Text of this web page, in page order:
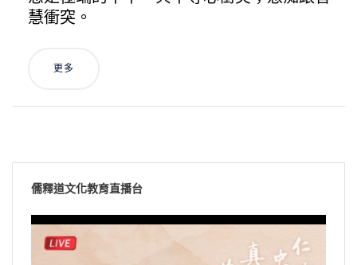
慧衝突。
更多
儒釋道文化教育直播台